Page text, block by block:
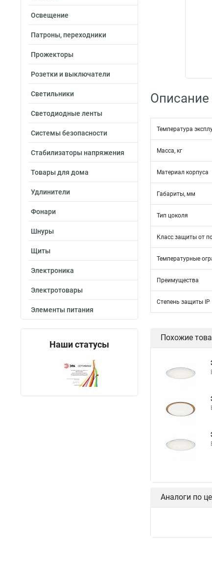
Освещение
Патроны, переходники
Прожекторы
Розетки и выключатели
Светильники
Светодиодные ленты
Системы безопасности
Стабилизаторы напряжения
Товары для дома
Удлинители
Фонари
Шнуры
Щиты
Электроника
Электротовары
Элементы питания
Наши статусы
Температура
Масса, кг
Материал корпуса
Габариты, мм
Тип цоколя
Класс защиты от
Температурные
Преимущества
Степень защиты IP
Похожие
Аналоги по